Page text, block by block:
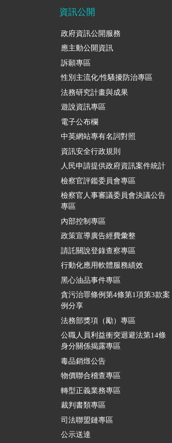
資訊公開
政府資訊公開服務
應主動公開資訊
訴願專區
性別主流化/性騷擾防治專區
法務研究計畫與成果
遊說資訊專區
電子公布欄
中英網站專有名詞對照
資訊安全行政規則
人民申請提供政府資訊案件統計
檢察官評鑑委員會專區
檢察官人事審議委員會決議公告
專區
內部控制專區
政策宣導廣告經費彙整
請託關說登錄查察專區
行動化應用軟體服務績效
黑心油品事件專區
貪污治罪條例第4條第1項第3款案
例分享
法務部獎項（勵）專區
公職人員利益衝突迴避法第14條
身分關係揭露專區
毒品銷燬公告
物價聯合稽查專區
轉型正義業務專區
裁判書類專區
司法聯盟鏈專區
公示送達